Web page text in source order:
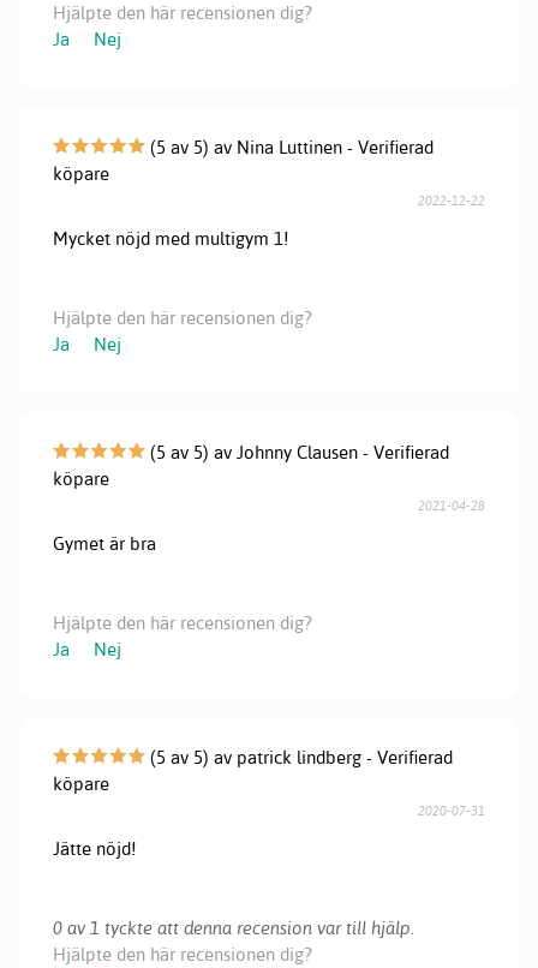
Hjälpte den här recensionen dig?
Ja
Nej
(5 av 5) av Nina Luttinen - Verifierad
köpare
2022-12-22
Mycket nöjd med multigym 1!
Hjälpte den här recensionen dig?
Ja
Nej
(5 av 5) av Johnny Clausen - Verifierad
köpare
2021-04-28
Gymet är bra
Hjälpte den här recensionen dig?
Ja
Nej
(5 av 5) av patrick lindberg - Verifierad
köpare
2020-07-31
Jätte nöjd!
0 av 1 tyckte att denna recension var till hjälp.
Hjälpte den här recensionen dig?